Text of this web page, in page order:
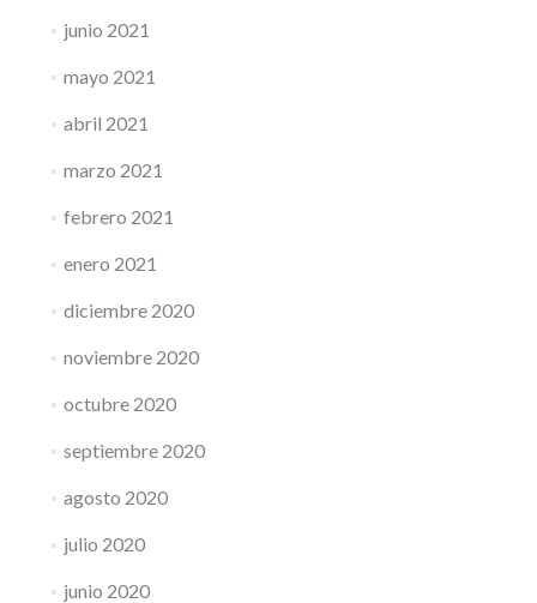
junio 2021
mayo 2021
abril 2021
marzo 2021
febrero 2021
enero 2021
diciembre 2020
noviembre 2020
octubre 2020
septiembre 2020
agosto 2020
julio 2020
junio 2020